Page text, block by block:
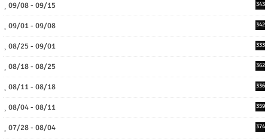
09/08 - 09/15 343
09/01 - 09/08 342
08/25 - 09/01 333
08/18 - 08/25 362
08/11 - 08/18 336
08/04 - 08/11 359
07/28 - 08/04 374